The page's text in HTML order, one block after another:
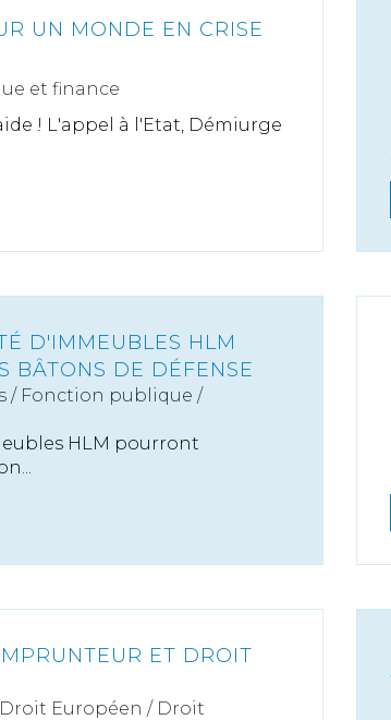
UN MONDE EN CRISE
et finance
! L'appel à l'Etat, Démiurge
D'IMMEUBLES HLM
BÂTONS DE DÉFENSE
/ Fonction publique /
HLM pourront
ET DROIT
Droit Européen / Droit